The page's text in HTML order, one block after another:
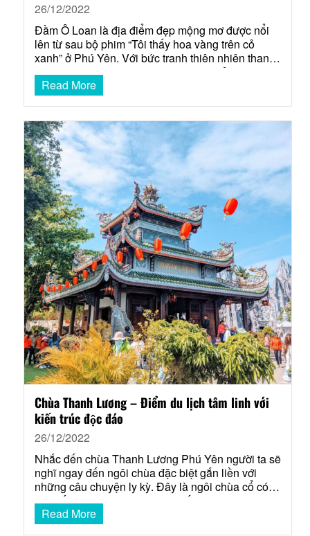
26/12/2022
Đầm Ô Loan là địa điểm đẹp mộng mơ được nổi
lên từ sau bộ phim “Tôi thấy hoa vàng trên cỏ
xanh” ở Phú Yên. Với bức tranh thiên nhiên thanh
bình hòa quyện với nét đẹp lao động của những
người dân nơi đó cùng vô số những món ăn hấp
dẫn đã…
Read More
Chùa Thanh Lương – Điểm du lịch tâm linh với
kiến trúc độc đáo
26/12/2022
Nhắc đến chùa Thanh Lương Phú Yên người ta sẽ
nghĩ ngay đến ngôi chùa đặc biệt gắn liền với
những câu chuyện ly kỳ. Đây là ngôi chùa cổ có
nét kiến trúc vô cùng độc lạ khiến cho bao du
khách hứng thú mong muốn được thăm thú và tìm
hiểu. Vẻ đẹp…
Read More